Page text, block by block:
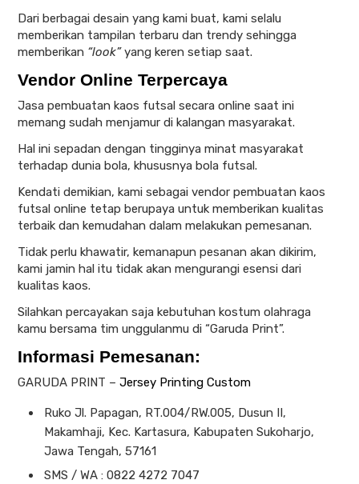
Dari berbagai desain yang kami buat, kami selalu
memberikan tampilan terbaru dan trendy sehingga
memberikan “look”yang keren setiap saat.
Vendor Online Terpercaya
Jasa pembuatan kaos futsal secara online saat ini
memang sudah menjamur di kalangan masyarakat.
Hal ini sepadan dengan tingginya minat masyarakat
terhadap dunia bola, khususnya bola futsal.
Kendati demikian, kami sebagai vendor pembuatan kaos
futsal online tetap berupaya untuk memberikan kualitas
terbaik dan kemudahan dalam melakukan pemesanan.
Tidak perlu khawatir, kemanapun pesanan akan dikirim,
kami jamin hal itu tidak akan mengurangi esensi dari
kualitas kaos.
Silahkan percayakan saja kebutuhan kostum olahraga
kamu bersama tim unggulanmu di “Garuda Print”.
Informasi Pemesanan:
GARUDA PRINT – Jersey Printing Custom
Ruko Jl. Papagan, RT.004/RW.005, Dusun II,
Makamhaji, Kec. Kartasura, Kabupaten Sukoharjo,
Jawa Tengah, 57161
SMS / WA : 0822 4272 7047